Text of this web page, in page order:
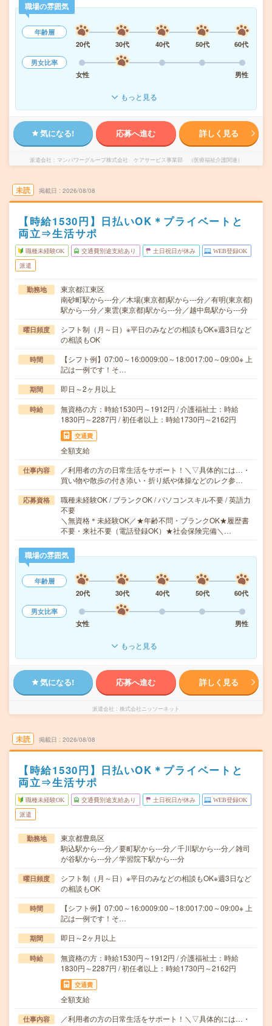
職場の雰囲気
年齢層
20代
30代 40代 50代
60代
男女比率
女性
男性
もっと見る
気になる! 応募へ進む 詳しく見る
派遣会社 マンパワーグループ株式会社 ケアサービス事業部 （医療福祉介護関連）
未読 掲載日 2026/08/08
【時給1530円】日払いOK＊プライベートと
両立⇒生活サポ
職種未経験OK 交通費別途支給あり 土日祝日が休み WEB登録OK
派遣
勤務地
東京都江東区
南砂町駅から---分／木場(東京都)駅から---分／有明(東京都)
駅から---分／東雲(東京都)駅から---分／越中島駅から---分
曜日頻度
シフト制（月～日）※平日のみなどの相談もOK※週3日など
の相談もOK
時間
【シフト例】07:00～16:0009:00～18:0017:00～09:00※ 上
記は一例です！そ…
期間 即日～2ヶ月以上
時給
無資格の方：時給1530円～1912円 / 介護福祉士：時給
1830円～2287円 / 初任者以上：時給1730円～2162円
交通費
全額支給
仕事内容
／利用者の方の日常生活をサポート！＼▽具体的には…・
買い物や散歩の付き添い・折り紙や体操などのレク参…
応募資格
職種未経験OK / ブランクOK / パソコンスキル不要 / 英語力
不要
＼無資格＊未経験OK／★年齢不問・ブランクOK★履歴書
不要・来社不要（電話登録OK）★社会保険完備＼…
職場の雰囲気
年齢層
20代
30代 40代 50代
60代
男女比率
女性
男性
もっと見る
気になる! 応募へ進む 詳しく見る
派遣会社 株式会社ニッソーネット
未読 掲載日 2026/08/08
【時給1530円】日払いOK＊プライベートと
両立⇒生活サポ
職種未経験OK 交通費別途支給あり 土日祝日が休み WEB登録OK
派遣
勤務地
東京都豊島区
駒込駅から---分／要町駅から---分／千川駅から---分／雑司
が谷駅から---分／学習院下駅から---分
曜日頻度
シフト制（月～日）※平日のみなどの相談もOK※週3日など
の相談もOK
時間
【シフト例】07:00～16:0009:00～18:0017:00～09:00※ 上
記は一例です！そ…
期間 即日～2ヶ月以上
時給
無資格の方：時給1530円～1912円 / 介護福祉士：時給
1830円～2287円 / 初任者以上：時給1730円～2162円
交通費
全額支給
仕事内容
／利用者の方の日常生活をサポート！＼▽具体的には…・